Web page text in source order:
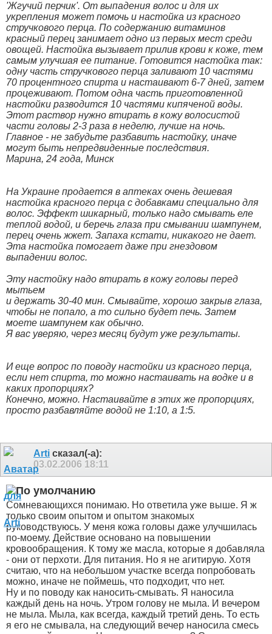
'Жгучий перчик'. От выпадения волос и для их
укрепления может помочь и настойка из красного
стручкового перца. По содержанию витаминов
красный перец занимает одно из первых мест среди
овощей. Настойка вызывает прилив крови к коже, тем
самым улучшая ее питание. Готовится настойка так:
одну часть стручкового перца заливают 10 частями
70 процентного спирта и настаивают 6-7 дней, затем
процеживают. Потом одна часть приготовленной
настойки разводится 10 частями кипяченой воды.
Этот раствор нужно втирать в кожу волосистой
части головы 2-3 раза в неделю, лучше на ночь.
Главное - не забудьте разбавить настойку, иначе
могут быть непредвиденные последствия.
Марина, 24 года, Минск
На Украине продается в аптеках очень дешевая
настойка красного перца с добавками специально для
волос. Эффект шикарный, только надо смывать еле
теплой водой, и беречь глаза при смывании шампунем,
перец очень жжет. Запаха кстати, никакого не дает.
Эта настойка помогает даже при гнездовом
выпадении волос.
Эту настойку надо втирать в кожу головы перед
мытьем
и держать 30-40 мин. Смывайте, хорошо закрыв глаза,
чтобы не попало, а то сильно будет печь. Затем
моете шампунем как обычно.
Я вас уверяю, через месяц будут уже результаты.
И еще вопрос по поводу настойки из красного перца,
если нет спирта, то можно настаивать на водке и в
каких пропорциях?
Конечно, можно. Настаивайте в этих же пропорциях,
просто разбавляйте водой не 1:10, а 1:5.
Arti сказал(-а):
03.02.2006 18:11
Сомневающихся понимаю. Но ответила уже выше. Я ж
только своим опытом и опытом знакомых
руководствуюсь. У меня кожа головы даже улучшилась
по-моему. Действие основано на повышении
кровообращения. К тому же масла, которые я добавляла
- они от перхоти. Для питания. Но я не агитирую. Хотя
считаю, что на небольшом участке всегда попробовать
можно, иначе не поймешь, что подходит, что нет.
Ну и по поводу как наносить-смывать. Я наносила
каждый день на ночь. Утром голову не мыла. И вечером
не мыла. Мыла, как всегда, каждый третий день. То есть
я его не смывала, на следующий вечер наносила смесь